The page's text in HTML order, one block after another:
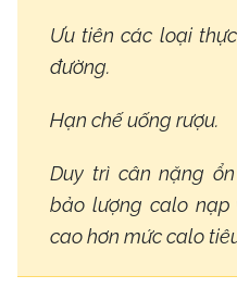
Ưu tiên các loại
đường.
Hạn chế uống rượu.
Duy trì cân nặng
bảo lượng calo nạp
cao hơn mức calo